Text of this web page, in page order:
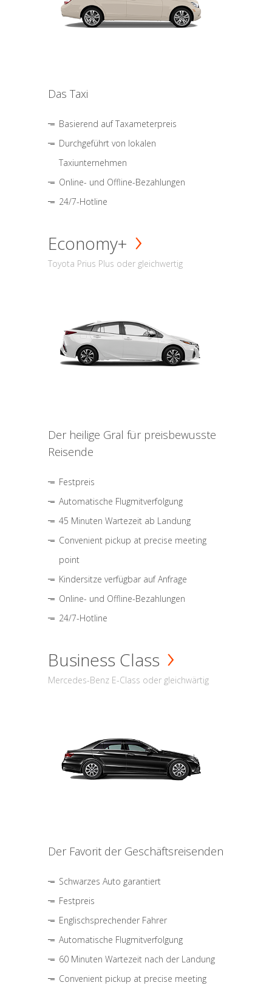
Das Taxi
Basierend auf Taxameterpreis
Durchgeführt von lokalen
Taxiunternehmen
Online- und Offline-Bezahlungen
24/7-Hotline
Economy+
Toyota Prius Plus oder gleichwertig
Der heilige Gral für preisbewusste
Reisende
Festpreis
Automatische Flugmitverfolgung
45 Minuten Wartezeit ab Landung
Convenient pickup at precise meeting
point
Kindersitze verfügbar auf Anfrage
Online- und Offline-Bezahlungen
24/7-Hotline
Business Class
Mercedes-Benz E-Class oder gleichwärtig
Der Favorit der Geschäftsreisenden
Schwarzes Auto garantiert
Festpreis
Englischsprechender Fahrer
Automatische Flugmitverfolgung
60 Minuten Wartezeit nach der Landung
Convenient pickup at precise meeting